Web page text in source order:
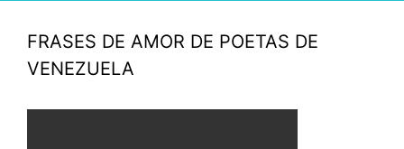
FRASES DE AMOR DE POETAS DE
VENEZUELA